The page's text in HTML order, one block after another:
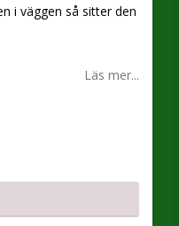
i väggen så sitter den
Läs mer...